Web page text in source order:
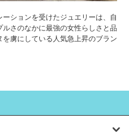
ションを受けたジュエリーは、自
さのなかに最強の女性らしさと品
虜にしている人気急上昇のブラン